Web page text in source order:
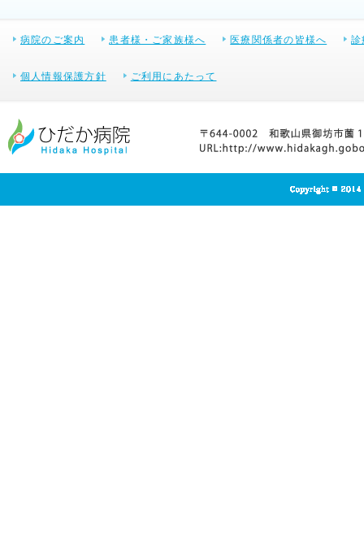
病院のご案内 患者様・ご家族様へ 医療関係者の皆様へ 診
個人情報保護方針 ご利用にあたって